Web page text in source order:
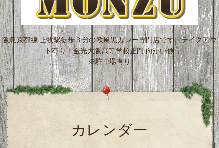
阪急京都線 上牧駅徒歩３分の欧風黒カレー専門店です。テイクアウ
ト有り！金光大阪高等学校正門 向かい側
※駐車場有り
カレンダー